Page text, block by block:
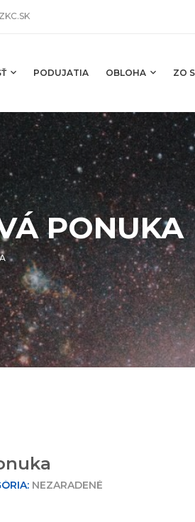
PODUJATIA OBLOHA ZO
PONUKA
NEZARADENÉ